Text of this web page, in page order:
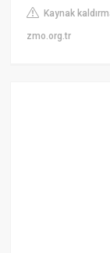
Kaynak
zmo.org.tr